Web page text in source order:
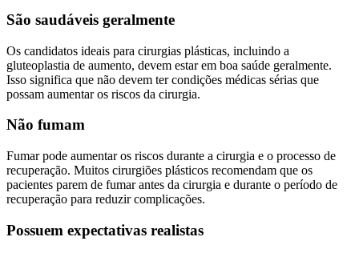
São saudáveis ​​geralmente
Os candidatos ideais para cirurgias plásticas, incluindo a
gluteoplastia de aumento, devem estar em boa saúde geralmente.
Isso significa que não devem ter condições médicas sérias que
possam aumentar os riscos da cirurgia.
Não fumam
Fumar pode aumentar os riscos durante a cirurgia e o processo de
recuperação. Muitos cirurgiões plásticos recomendam que os
pacientes parem de fumar antes da cirurgia e durante o período de
recuperação para reduzir complicações.
Possuem expectativas realistas